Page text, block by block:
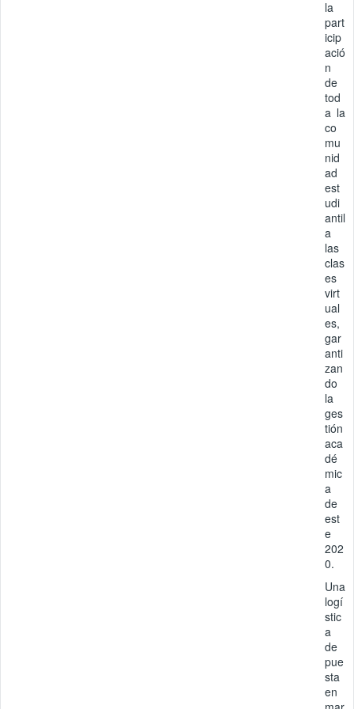
la
part
icip
ació
n
de
tod
a la
co
mu
nid
ad
est
udi
antil
a
las
clas
es
virt
ual
es,
gar
anti
zan
do
la
ges
tión
aca
dé
mic
a
de
est
e
202
0.
Una
logí
stic
a
de
pue
sta
en